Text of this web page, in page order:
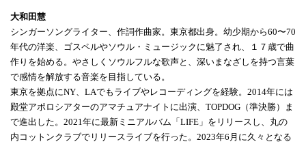
大和田慧
シンガーソングライター、作詞作曲家。東京都出身。幼少期から60〜70
年代の洋楽、ゴスペルやソウル・ミュージックに魅了され、１７歳で曲
作りを始める。やさしくソウルフルな歌声と、深いまなざしを持つ言葉
で感情を解放する音楽を目指している。
東京を拠点にNY、LAでもライブやレコーディングを経験。2014年には
殿堂アポロシアターのアマチュアナイトに出演、TOPDOG（準決勝）ま
で進出した。2021年に最新ミニアルバム「LIFE」をリリースし、丸の
内コットンクラブでリリースライブを行った。2023年6月に久々となる